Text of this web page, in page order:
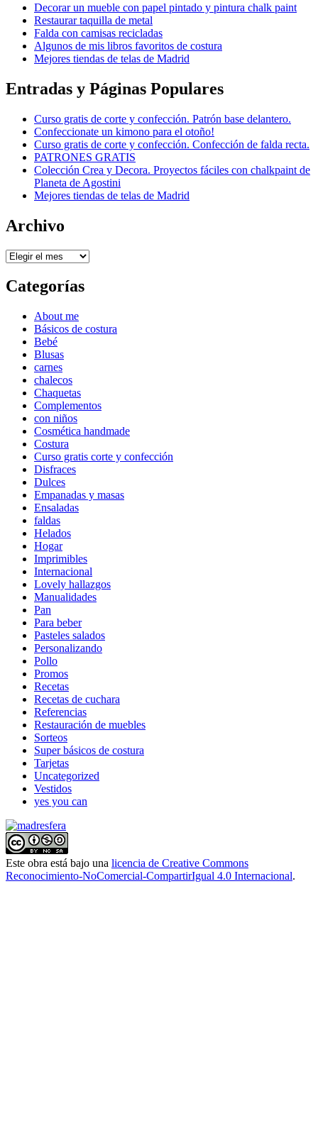
Decorar un mueble con papel pintado y pintura chalk paint
Restaurar taquilla de metal
Falda con camisas recicladas
Algunos de mis libros favoritos de costura
Mejores tiendas de telas de Madrid
Entradas y Páginas Populares
Curso gratis de corte y confección. Patrón base delantero.
Confeccionate un kimono para el otoño!
Curso gratis de corte y confección. Confección de falda recta.
PATRONES GRATIS
Colección Crea y Decora. Proyectos fáciles con chalkpaint de
Planeta de Agostini
Mejores tiendas de telas de Madrid
Archivo
Archivo
Categorías
About me
Básicos de costura
Bebé
Blusas
carnes
chalecos
Chaquetas
Complementos
con niños
Cosmética handmade
Costura
Curso gratis corte y confección
Disfraces
Dulces
Empanadas y masas
Ensaladas
faldas
Helados
Hogar
Imprimibles
Internacional
Lovely hallazgos
Manualidades
Pan
Para beber
Pasteles salados
Personalizando
Pollo
Promos
Recetas
Recetas de cuchara
Referencias
Restauración de muebles
Sorteos
Super básicos de costura
Tarjetas
Uncategorized
Vestidos
yes you can
Este obra está bajo una licencia de Creative Commons
Reconocimiento-NoComercial-CompartirIgual 4.0 Internacional.